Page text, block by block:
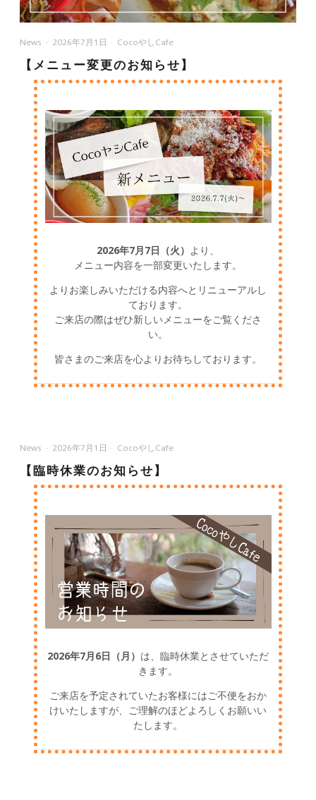
News 2026年7月1日 CocoやしCafe
【メニュー変更のお知らせ】
2026年7月7日（火） より、
メニュー内容を一部変更いたします。
よりお楽しみいただける内容へとリニューアルし
ております。
ご来店の際はぜひ新しいメニューをご覧くださ
い。
皆さまのご来店を心よりお待ちしております。
News 2026年7月1日 CocoやしCafe
【臨時休業のお知らせ】
2026年7月6日（月） は、臨時休業とさせていただ
きます。
ご来店を予定されていたお客様にはご不便をおか
けいたしますが、ご理解のほどよろしくお願いい
たします。